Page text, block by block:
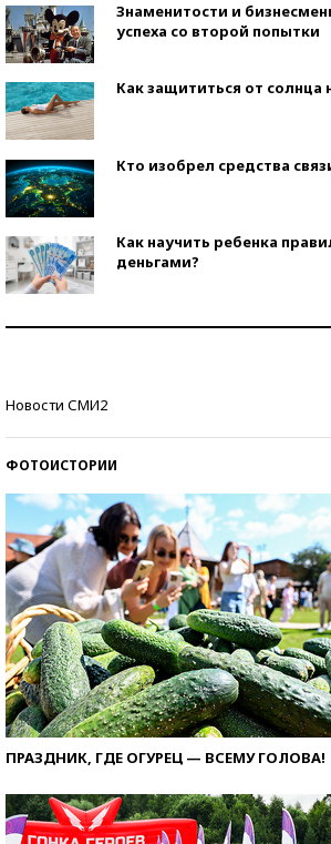
Знаменитости и
успеха со второй попытки
Как защититься от солнца
Кто изобрел средства
Как научить ребенка
деньгами?
Новости СМИ2
ФОТОИСТОРИИ
ПРАЗДНИК, ГДЕ ОГУРЕЦ — ВСЕМУ ГОЛОВА!